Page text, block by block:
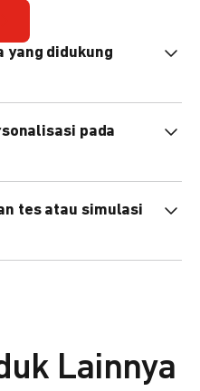
yang didukung
pada
pembayaran sesuai
tes atau simulasi
Lainnya